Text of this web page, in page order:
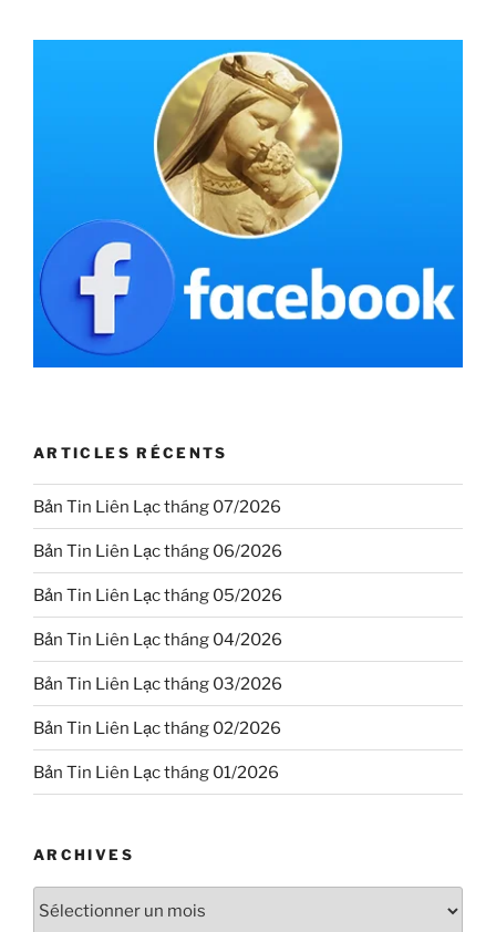
ARTICLES RÉCENTS
Bản Tin Liên Lạc tháng 07/2026
Bản Tin Liên Lạc tháng 06/2026
Bản Tin Liên Lạc tháng 05/2026
Bản Tin Liên Lạc tháng 04/2026
Bản Tin Liên Lạc tháng 03/2026
Bản Tin Liên Lạc tháng 02/2026
Bản Tin Liên Lạc tháng 01/2026
ARCHIVES
Archives